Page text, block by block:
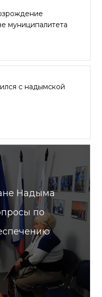
муниципалитета
с надымской
Надыма
по